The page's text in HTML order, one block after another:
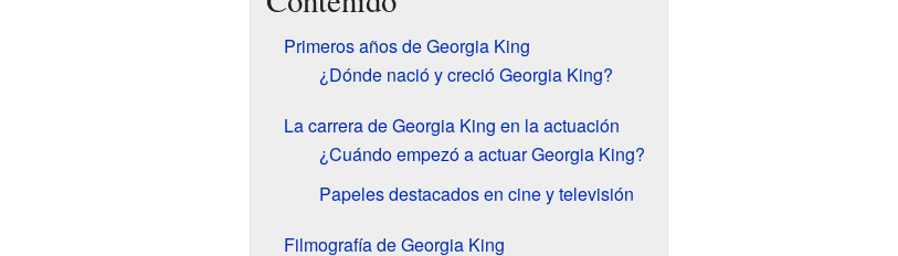
Primeros años de Georgia King
¿Dónde nació y creció Georgia King?
La carrera de Georgia King en la actuación
¿Cuándo empezó a actuar Georgia King?
Papeles destacados en cine y televisión
Filmografía de Georgia King